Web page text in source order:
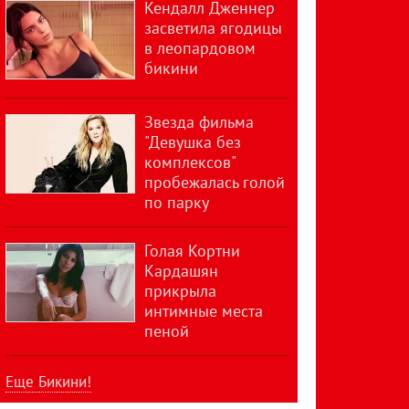
Кендалл Дженнер
засветила ягодицы
в леопардовом
бикини
Звезда фильма
"Девушка без
комплексов"
пробежалась голой
по парку
Голая Кортни
Кардашян
прикрыла
интимные места
пеной
Еще Бикини!